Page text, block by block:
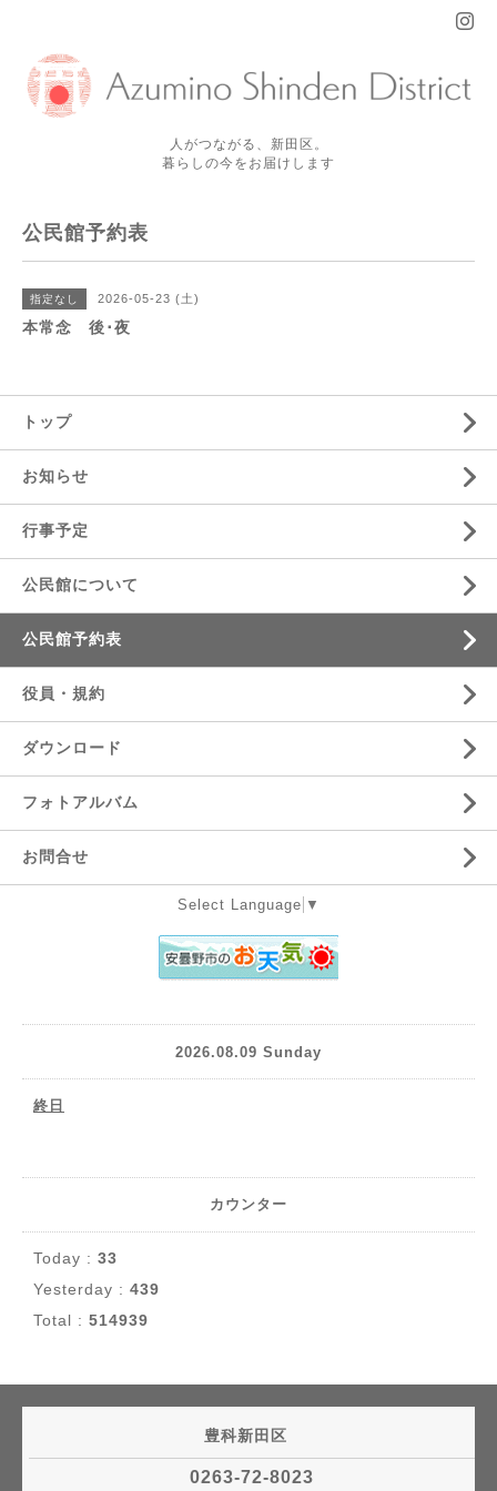
人がつながる、新田区。
暮らしの今をお届けします
公民館予約表
指定なし 2026-05-23 (土)
本常念 後･夜
トップ
お知らせ
行事予定
公民館について
公民館予約表
役員・規約
ダウンロード
フォトアルバム
お問合せ
Select Language ▼
2026.08.09 Sunday
終日
カウンター
Today : 33
Yesterday : 439
Total : 514939
豊科新田区
0263-72-8023